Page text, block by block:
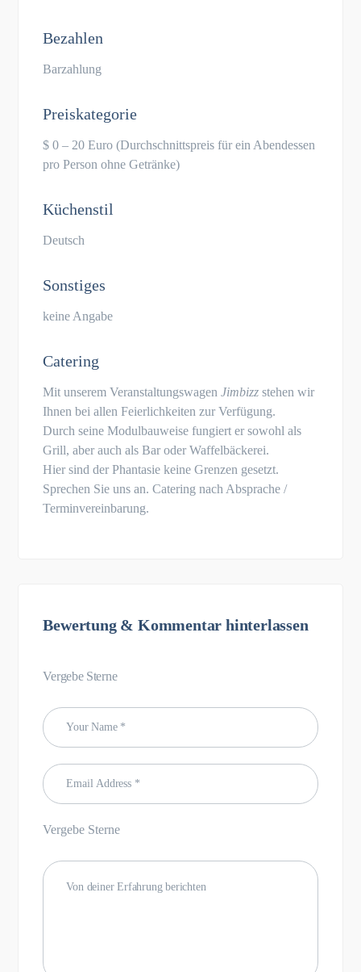
Bezahlen
Barzahlung
Preiskategorie
$ 0 – 20 Euro (Durchschnittspreis für ein Abendessen
pro Person ohne Getränke)
Küchenstil
Deutsch
Sonstiges
keine Angabe
Catering
Mit unserem VeranstaltungswagenJimbizz stehen wir
Ihnen bei allen Feierlichkeiten zur Verfügung.
Durch seine Modulbauweise fungiert er sowohl als
Grill, aber auch als Bar oder Waffelbäckerei.
Hier sind der Phantasie keine Grenzen gesetzt.
Sprechen Sie uns an. Catering nach Absprache /
Terminvereinbarung.
Bewertung & Kommentar hinterlassen
Vergebe Sterne
Vergebe Sterne